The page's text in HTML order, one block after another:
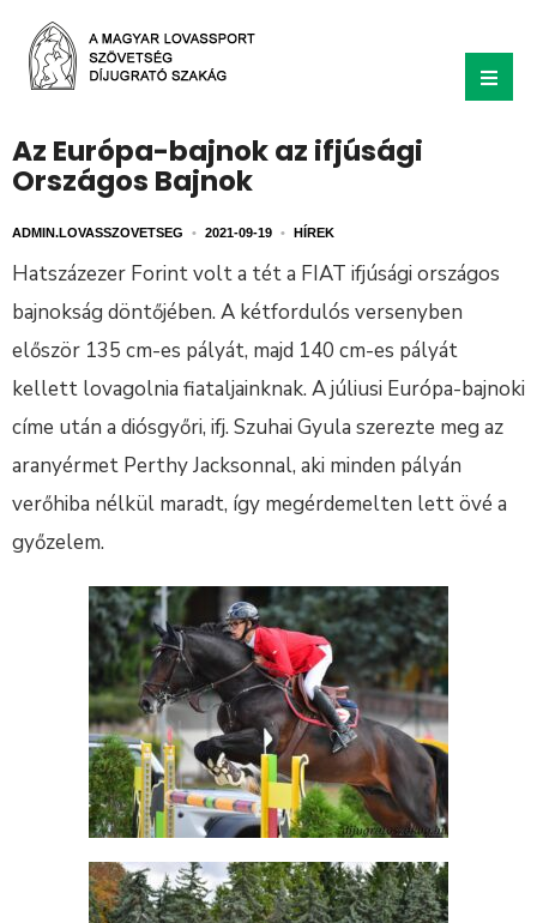
Az Európa-bajnok az ifjúsági
Országos Bajnok
ADMIN.LOVASSZOVETSEG • 2021-09-19 • HÍREK
Hatszázezer Forint volt a tét a FIAT ifjúsági országos
bajnokság döntőjében. A kétfordulós versenyben
először 135 cm-es pályát, majd 140 cm-es pályát
kellett lovagolnia fiataljainknak. A júliusi Európa-bajnoki
címe után a diósgyőri, ifj. Szuhai Gyula szerezte meg az
aranyérmet Perthy Jacksonnal, aki minden pályán
verőhiba nélkül maradt, így megérdemelten lett övé a
győzelem.